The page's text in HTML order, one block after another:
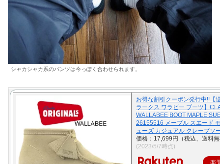
シャカシャカ系のパンツは今っぽく合わせられます。
お得な割引クーポン発行中!!【
ラークス ワラビー ブーツ】
WALLABEE BOOT MAPLE
26155516 メープル スエード
ューズ カジュアル クレープソ
価格：17,699円（税込、送料
(2023/5/7時点)